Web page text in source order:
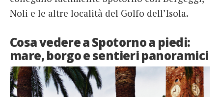
Noli e le altre località del Golfo dell’Isola.
Cosa vedere a Spotorno a piedi:
mare, borgo e sentieri panoramici